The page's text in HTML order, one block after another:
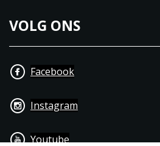
VOLG ONS
Facebook
Instagram
Youtube